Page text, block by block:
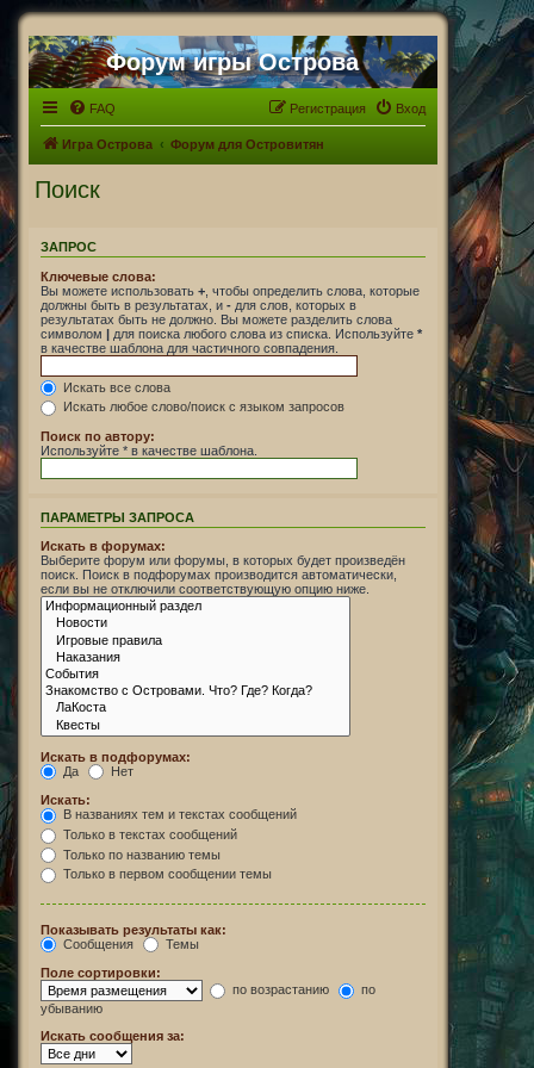
Форум игры Острова
FAQ Вход
Регистрация
Игра Острова Форум для Островитян
Поиск
ЗАПРОС
Ключевые слова:
Вы можете использовать + , чтобы определить слова, которые
должны быть в результатах, и - для слов, которых в
результатах быть не должно. Вы можете разделить слова
символом | для поиска любого слова из списка. Используйте *
в качестве шаблона для частичного совпадения.
Искать все слова
Искать любое слово/поиск с языком запросов
Поиск по автору:
Используйте * в качестве шаблона.
ПАРАМЕТРЫ ЗАПРОСА
Искать в форумах:
Выберите форум или форумы, в которых будет произведён
поиск. Поиск в подфорумах производится автоматически,
если вы не отключили соответствующую опцию ниже.
Искать в подфорумах:
Да
Нет
Искать:
В названиях тем и текстах сообщений
Только в текстах сообщений
Только по названию темы
Только в первом сообщении темы
Показывать результаты как:
Сообщения
Темы
Поле сортировки:
по возрастанию
по
убыванию
Искать сообщения за: